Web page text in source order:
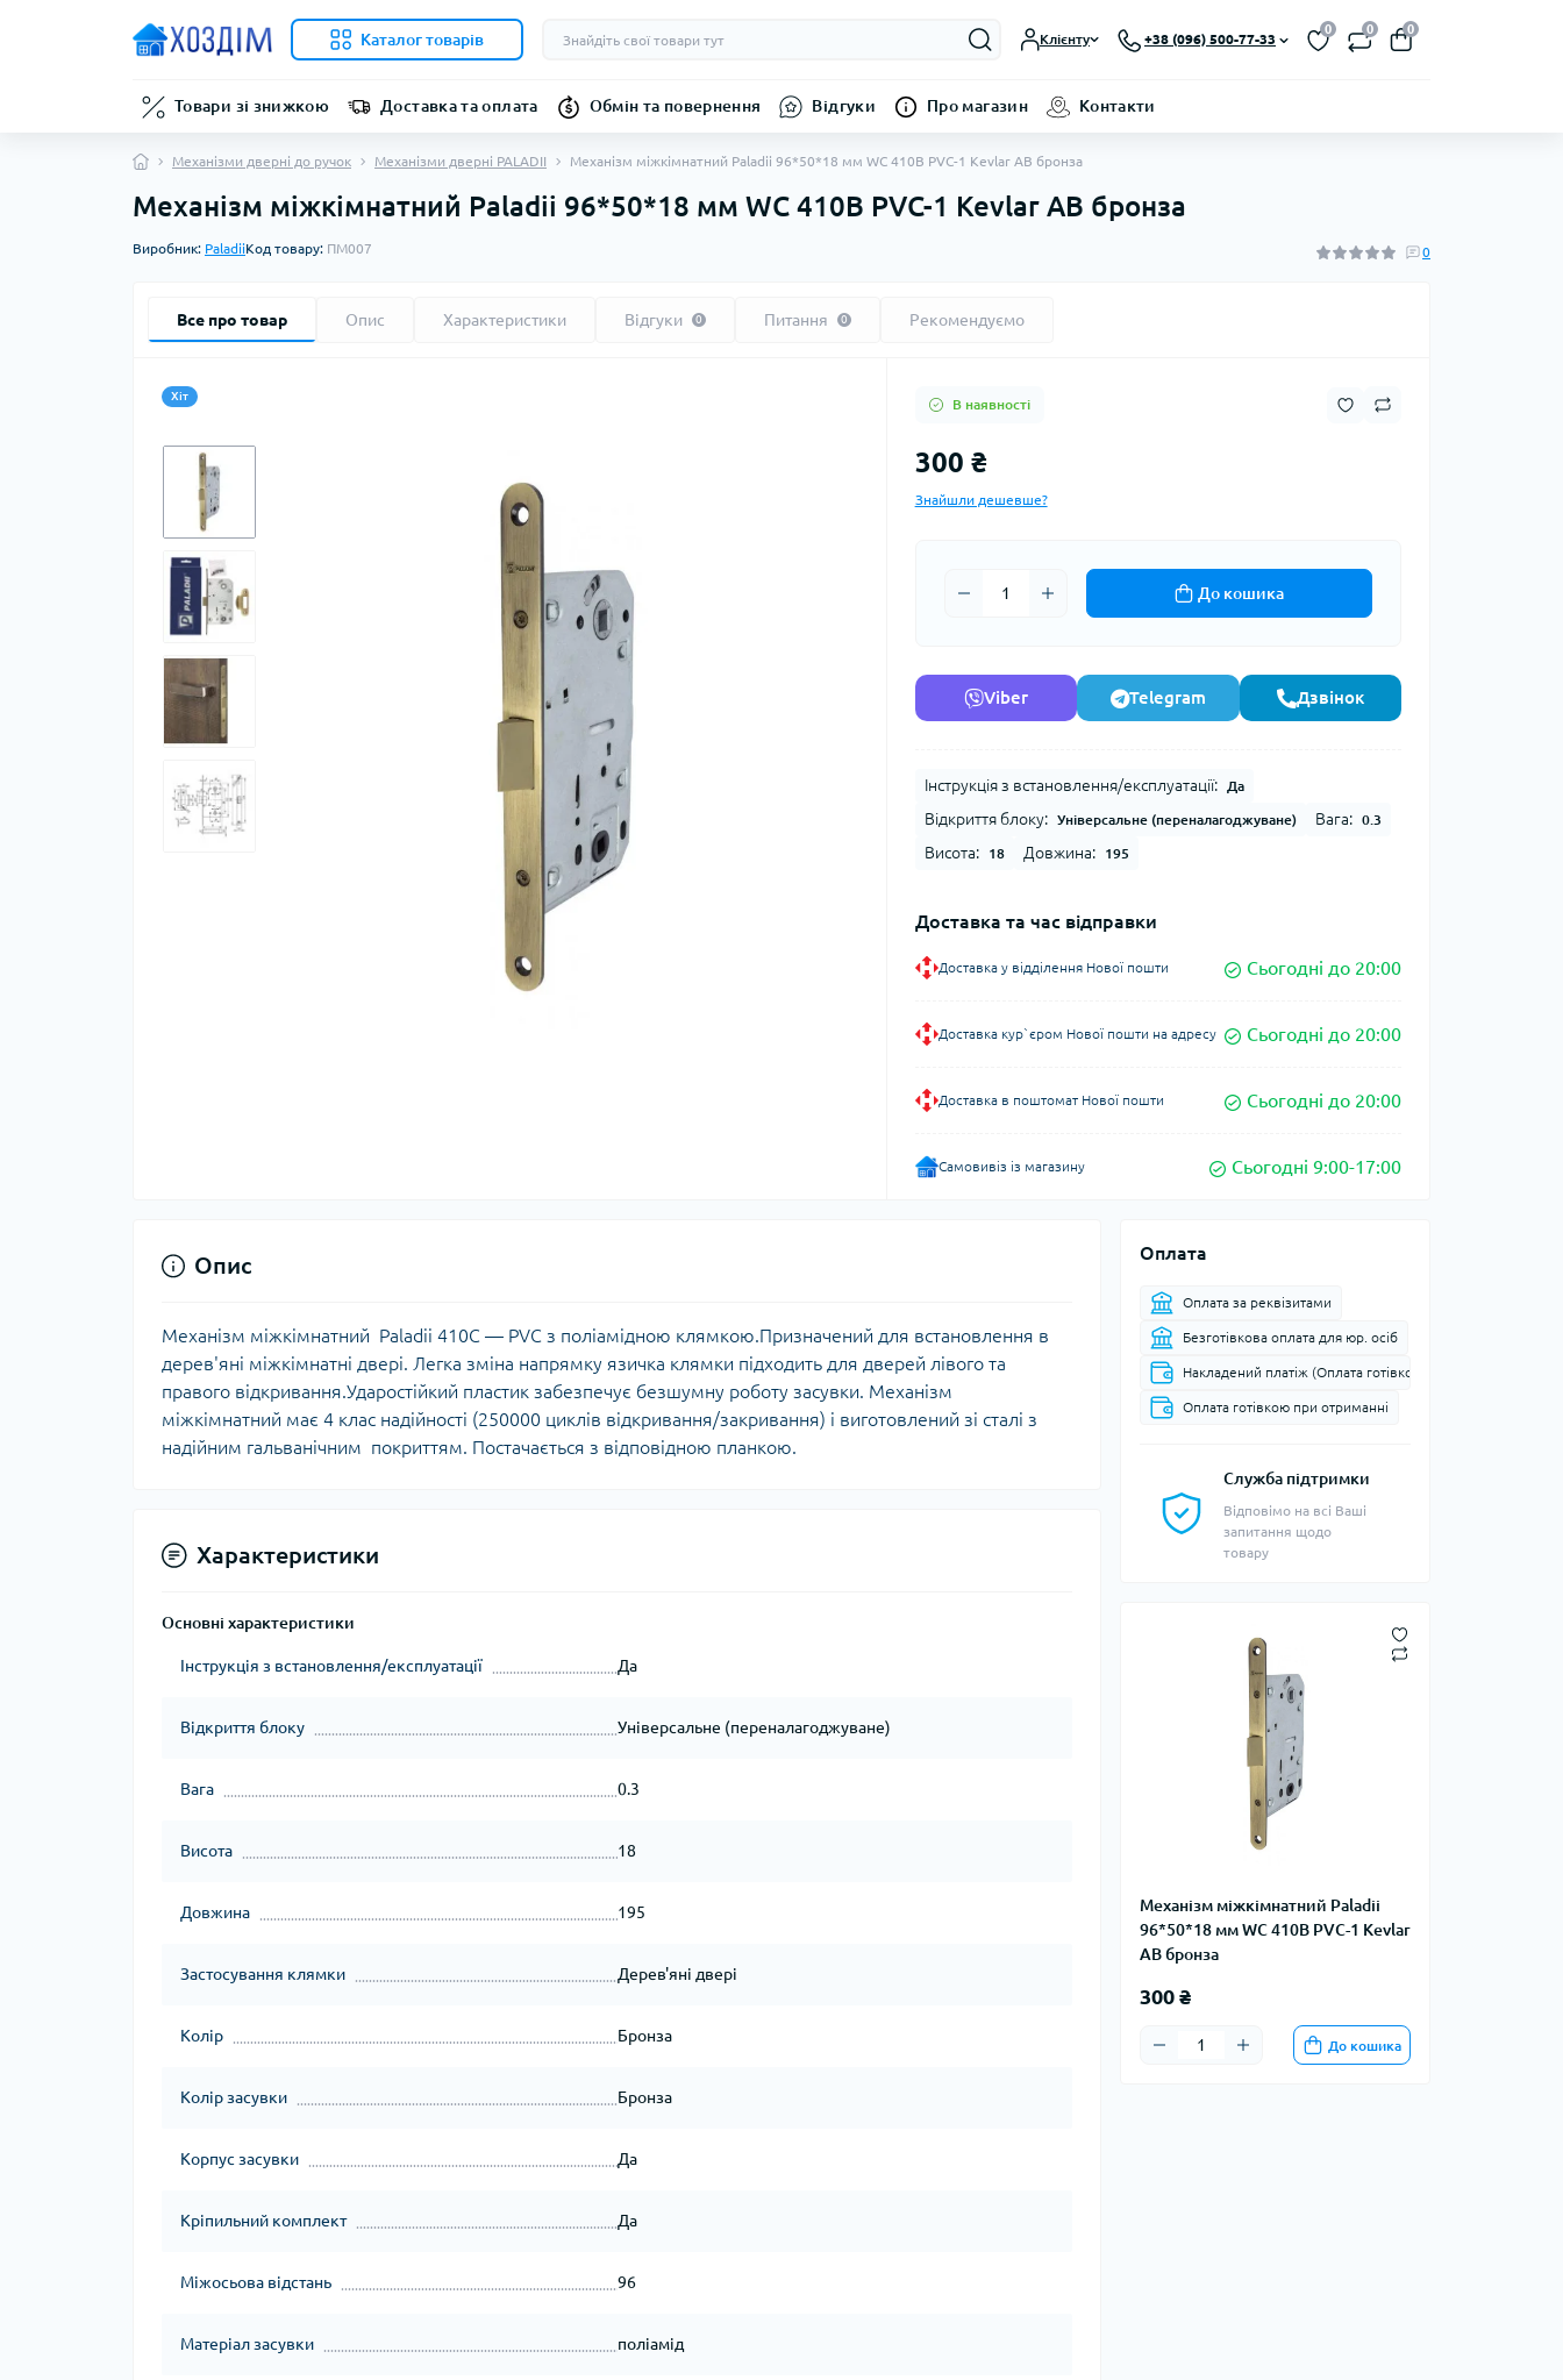
Каталог товарів Клієнту +38 (096) 500-77-33
0 0 0
Товари зі знижкою Доставка та оплата Обмін та повернення Відгуки Про магазин Контакти
Механізми дверні до ручок Механізми дверні PALADII Механізм міжкімнатний Paladii 96*50*18 мм WC 410B PVC-1 Kevlar AB бронза
Механізм міжкімнатний Paladii 96*50*18 мм WC 410B PVC-1 Kevlar AB бронза
Виробник: PaladiiКод товару: ПМ007 0
Все про товар Опис Характеристики Відгуки 0 Питання 0 Рекомендуємо
Хіт
В наявності
300 ₴
Знайшли дешевше?
До кошика
Viber Telegram Дзвінок
Інструкція з встановлення/експлуатації: Да
Відкриття блоку: Універсальне (переналагоджуване) Вага: 0.3
Висота: 18 Довжина: 195
Доставка та час відправки
Доставка у відділення Нової пошти Сьогодні до 20:00
Доставка кур`єром Нової пошти на адресу Сьогодні до 20:00
Доставка в поштомат Нової пошти Сьогодні до 20:00
Самовивіз із магазину Сьогодні 9:00-17:00
Оплата
Оплата за реквізитами
Безготівкова оплата для юр. осіб
Накладений платіж (Оплата готівкою при доставці до
Оплата готівкою при отриманні
Служба підтримки
Відповімо на всі Ваші
запитання щодо
товару
Механізм міжкімнатний Paladii
96*50*18 мм WC 410B PVC-1 Kevlar
AB бронза
300 ₴
До кошика
Опис
Механізм міжкімнатний Paladii 410С — PVC з поліамідною клямкою.Призначений для встановлення в
дерев'яні міжкімнатні двері. Легка зміна напрямку язичка клямки підходить для дверей лівого та
правого відкривання.Ударостійкий пластик забезпечує безшумну роботу засувки. Механізм
міжкімнатний має 4 клас надійності (250000 циклів відкривання/закривання) і виготовлений зі сталі з
надійним гальванічним покриттям. Постачається з відповідною планкою.
Характеристики
Основні характеристики
Інструкція з встановлення/експлуатації Да
Відкриття блоку Універсальне (переналагоджуване)
Вага 0.3
Висота 18
Довжина 195
Застосування клямки Дерев'яні двері
Колір Бронза
Колір засувки Бронза
Корпус засувки Да
Кріпильний комплект Да
Міжосьова відстань 96
Матеріал засувки поліамід